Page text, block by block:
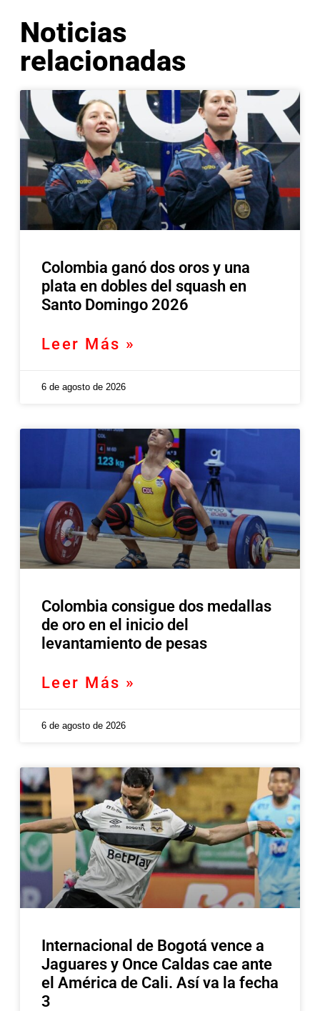
Noticias
relacionadas
Colombia ganó dos oros y una
plata en dobles del squash en
Santo Domingo 2026
Leer Más »
6 de agosto de 2026
Colombia consigue dos medallas
de oro en el inicio del
levantamiento de pesas
Leer Más »
6 de agosto de 2026
Internacional de Bogotá vence a
Jaguares y Once Caldas cae ante
el América de Cali. Así va la fecha
3